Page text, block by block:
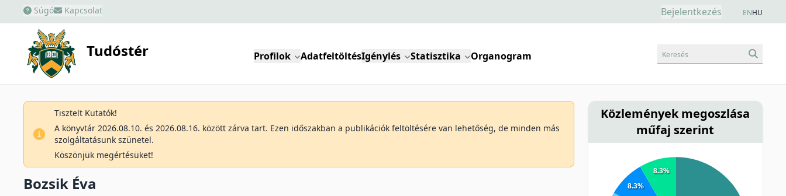
Súgó Kapcsolat Bejelentkezés ENHU
Tudóstér Profilok AdatfeltöltésIgénylés Statisztika Organogram Keresés
Tisztelt Kutatók!
A könyvtár 2026.08.10. és 2026.08.16. között zárva tart. Ezen időszakban a publikációk feltöltésére van lehetőség, de minden más
szolgáltatásunk szünetel.
Köszönjük megértésüket!
Bozsik Éva
Közlemények megoszlása
műfaj szerint
8.3%
8.3%